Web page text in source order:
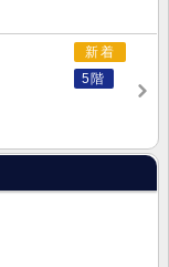
新着
5階